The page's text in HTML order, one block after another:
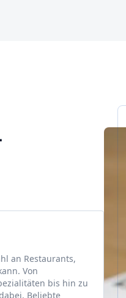
an Restaurants,
Von
bis hin zu
Beliebte